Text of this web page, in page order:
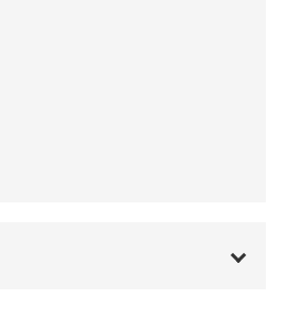
す。
ントになるかもしれません